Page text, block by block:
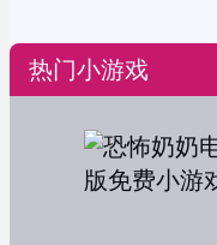
热门小游戏